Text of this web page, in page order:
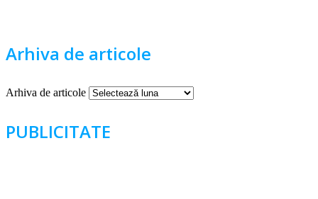
Arhiva de articole
Arhiva de articole
PUBLICITATE